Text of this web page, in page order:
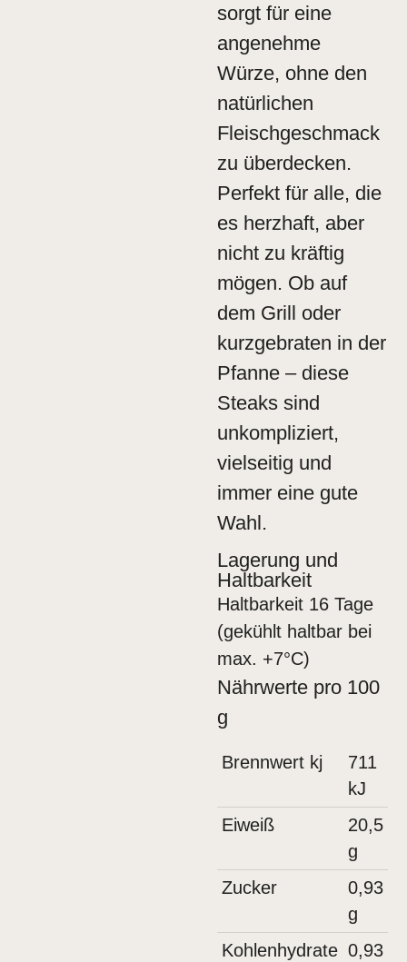
sorgt für eine
angenehme
Würze, ohne den
natürlichen
Fleischgeschmack
zu überdecken.
Perfekt für alle, die
es herzhaft, aber
nicht zu kräftig
mögen. Ob auf
dem Grill oder
kurzgebraten in der
Pfanne – diese
Steaks sind
unkompliziert,
vielseitig und
immer eine gute
Wahl.
Lagerung und
Haltbarkeit
Haltbarkeit 16 Tage
(gekühlt haltbar bei
max. +7°C)
Nährwerte pro 100
g
Brennwert kj
711
kJ
Eiweiß
20,5
g
Zucker
0,93
g
Kohlenhydrate 0,93